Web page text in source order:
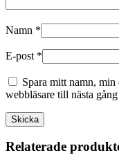
Namn *
E-post *
Spara mitt namn, min
webbläsare till nästa
Relaterade